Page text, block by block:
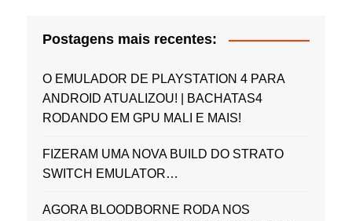
Postagens mais recentes:
O EMULADOR DE PLAYSTATION 4 PARA
ANDROID ATUALIZOU! | BACHATAS4
RODANDO EM GPU MALI E MAIS!
FIZERAM UMA NOVA BUILD DO STRATO
SWITCH EMULATOR…
AGORA BLOODBORNE RODA NOS